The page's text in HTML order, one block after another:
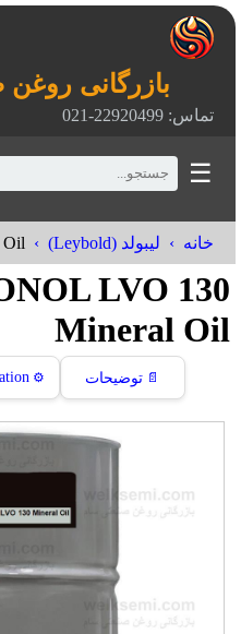
بازرگانی
تماس: 22920499-021
☰
خانه لیبولد (Leybold) Oil
LVO 130
Mineral Oil
📄 توضیحات ⚙️